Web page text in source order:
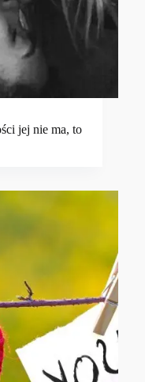
jej nie ma, to